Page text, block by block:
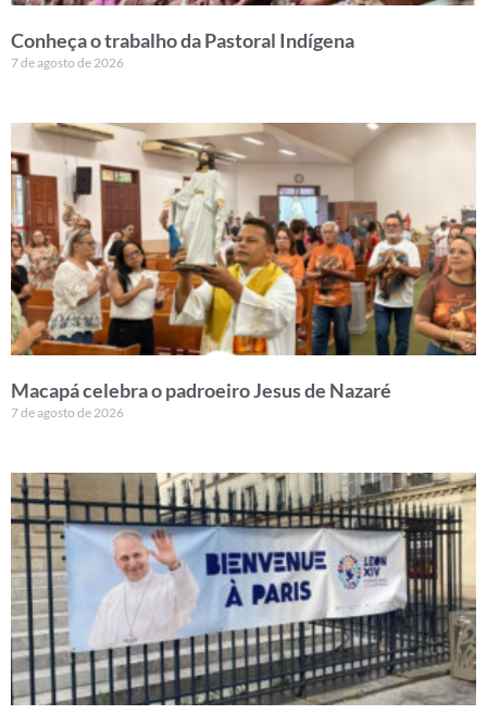
Conheça o trabalho da Pastoral Indígena
7 de agosto de 2026
Macapá celebra o padroeiro Jesus de Nazaré
7 de agosto de 2026